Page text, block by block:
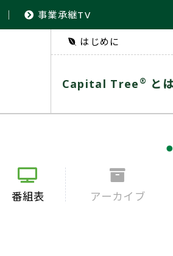
｜ 事業承継TV
はじめに
Capital Tree ® と
番組表 アーカイブ